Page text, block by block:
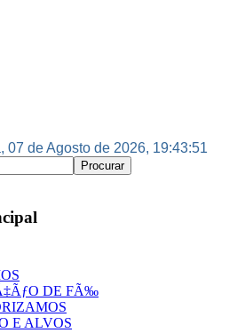
07 de Agosto de 2026, 19:43:52
DE FÃ‰
E ALVOS